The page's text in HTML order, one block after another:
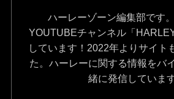
ハーレーゾーン編集部です
YOUTUBEチャンネル「
しています！2022年よりサイト
た。ハーレーに関する情報をバ
緒に発信していま